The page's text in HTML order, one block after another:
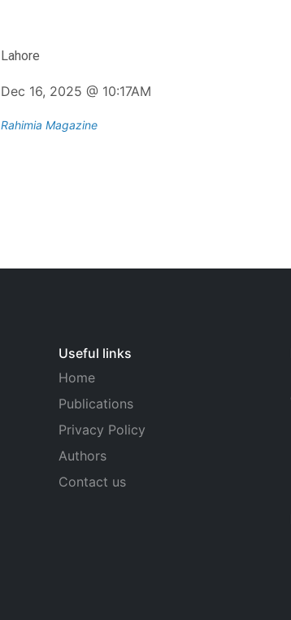
Lahore
Dec 16, 2025 @ 10:17AM
Rahimia Magazine
Useful links
Home
Publications
Privacy Policy
Authors
Contact us